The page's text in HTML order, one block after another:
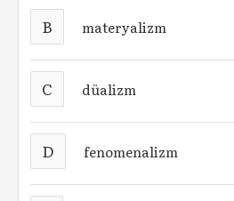
B materyalizm
C düalizm
D fenomenalizm